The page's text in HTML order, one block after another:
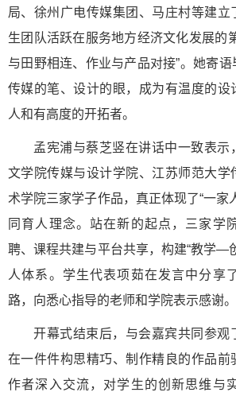
局、徐州广电传媒集团、马庄村等建立
生团队活跃在服务地方经济文化发展的
与田野相连、作业与产品对接”。她寄
传媒的笔、设计的眼，成为有温度的设
人和有高度的开拓者。
孟宪浦与蔡芝竖在讲话中一致表示
文学院传媒与设计学院、江苏师范大学
术学院三家学子作品，真正体现了“一家
同育人理念。站在新的起点，三家学
聘、课程共建与平台共享，构建“教学—
人体系。学生代表项茹在发言中分享
路，向悉心指导的老师和学院表示感谢。
开幕式结束后，与会嘉宾共同参观
在一件件构思精巧、制作精良的作品前
作者深入交流，对学生的创新思维与